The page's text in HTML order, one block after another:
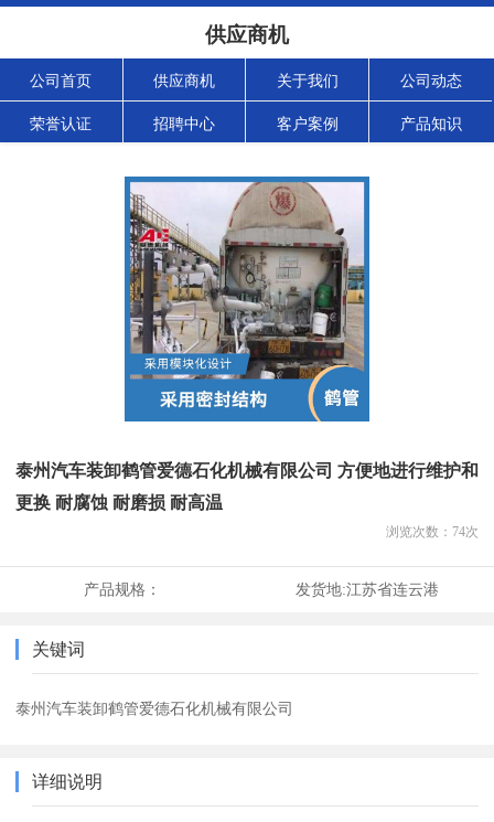
供应商机
公司首页 供应商机 关于我们 公司动态
荣誉认证 招聘中心 客户案例 产品知识
泰州汽车装卸鹤管爱德石化机械有限公司 方便地进行维护和
更换 耐腐蚀 耐磨损 耐高温
浏览次数： 74次
产品规格： 发货地:江苏省连云港
关键词
泰州汽车装卸鹤管爱德石化机械有限公司
详细说明